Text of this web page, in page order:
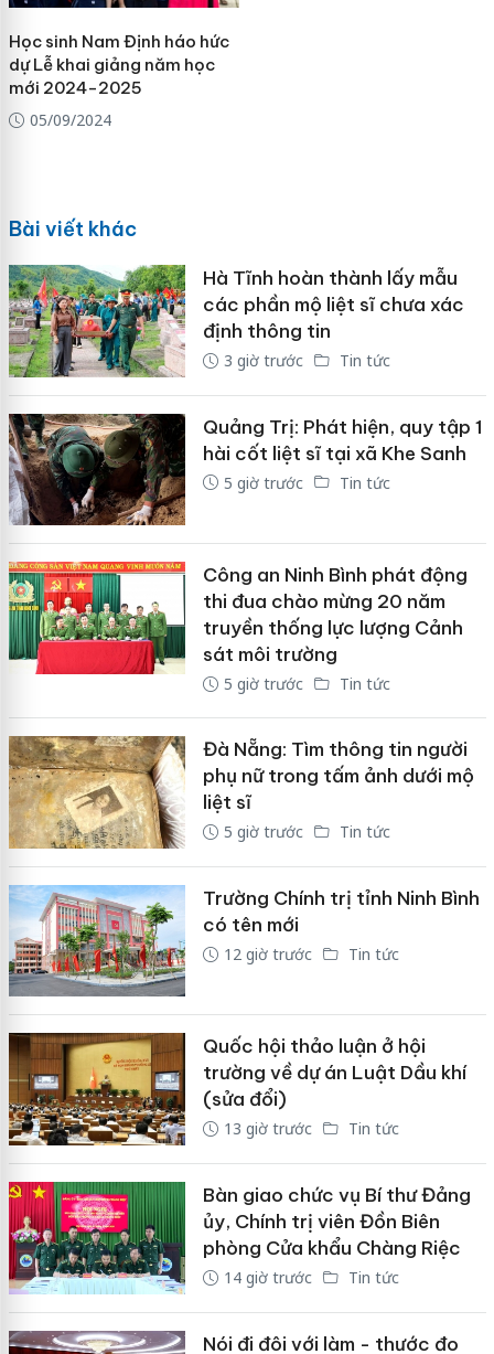
Học sinh Nam Định háo hức
dự Lễ khai giảng năm học
mới 2024-2025
05/09/2024
Bài viết khác
Hà Tĩnh hoàn thành lấy mẫu
các phần mộ liệt sĩ chưa xác
định thông tin
3 giờ trước Tin tức
Quảng Trị: Phát hiện, quy tập 1
hài cốt liệt sĩ tại xã Khe Sanh
5 giờ trước Tin tức
Công an Ninh Bình phát động
thi đua chào mừng 20 năm
truyền thống lực lượng Cảnh
sát môi trường
5 giờ trước Tin tức
Đà Nẵng: Tìm thông tin người
phụ nữ trong tấm ảnh dưới mộ
liệt sĩ
5 giờ trước Tin tức
Trường Chính trị tỉnh Ninh Bình
có tên mới
12 giờ trước Tin tức
Quốc hội thảo luận ở hội
trường về dự án Luật Dầu khí
(sửa đổi)
13 giờ trước Tin tức
Bàn giao chức vụ Bí thư Đảng
ủy, Chính trị viên Đồn Biên
phòng Cửa khẩu Chàng Riệc
14 giờ trước Tin tức
Nói đi đôi với làm - thước đo